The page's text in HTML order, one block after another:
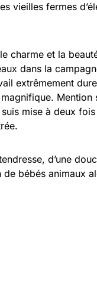
vieilles fermes
charme et la
dans la
extrêmement
mise à deux
d’une
bébés animaux